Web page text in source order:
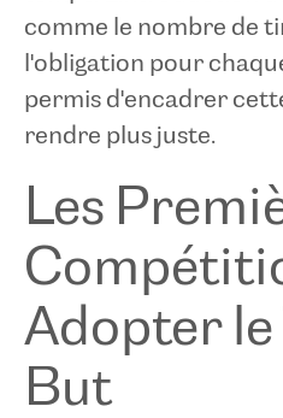
comme le nombre de
l'obligation pour
permis d'encadrer
rendre plus juste.
Les
Adopter le
But